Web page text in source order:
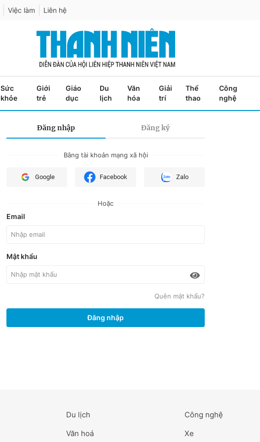
Việc làm Liên hệ
Sức
khỏe
Giới
trẻ
Giáo
dục
Du
lịch
Văn
hóa
Giải
trí
Thể
thao
Công
nghệ
Đăng nhập Đăng ký
Bằng tài khoản mạng xã hội
Google Facebook Zalo
Hoặc
Email
Mật khẩu
Quên mật khẩu?
Đăng nhập
Du lịch
Văn hoá
Công nghệ
Xe